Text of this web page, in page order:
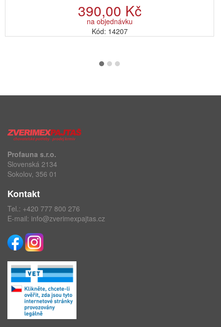
390,00 Kč
na objednávku
Kód: 14207
Profauna s.r.o.
Slovenská 2134
Sokolov, 356 01
Kontakt
Tel.: +420 777 800 276
E-mail: info@zverimexpajtas.cz